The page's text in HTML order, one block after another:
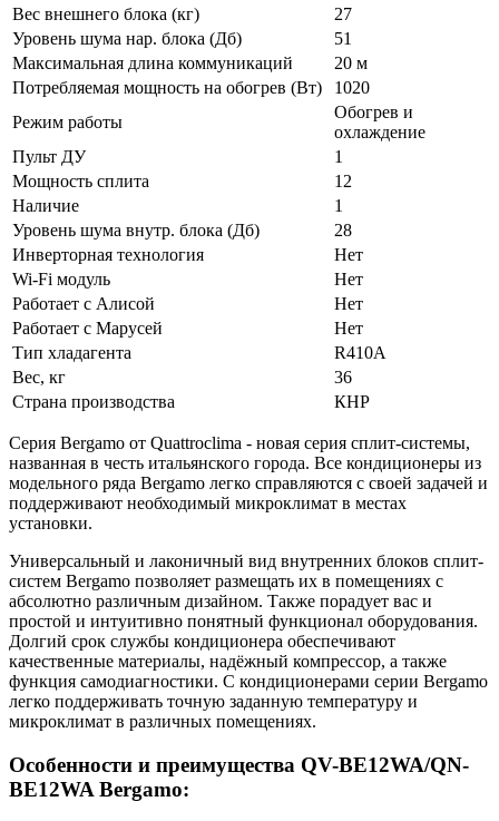
Вес внешнего блока (кг)
27
Уровень шума нар. блока (Дб)
51
Максимальная длина коммуникаций
20 м
Потребляемая мощность на обогрев (Вт)
1020
Режим работы
Обогрев и
охлаждение
Пульт ДУ
1
Мощность сплита
12
Наличие
1
Уровень шума внутр. блока (Дб)
28
Инверторная технология
Нет
Wi-Fi модуль
Нет
Работает с Алисой
Нет
Работает с Марусей
Нет
Тип хладагента
R410A
Вес, кг
36
Страна производства
КНР
Серия Bergamo от Quattroclima - новая серия сплит-системы,
названная в честь итальянского города. Все кондиционеры из
модельного ряда Bergamo легко справляются с своей задачей и
поддерживают необходимый микроклимат в местах
установки.
Универсальный и лаконичный вид внутренних блоков сплит-
систем Bergamo позволяет размещать их в помещениях с
абсолютно различным дизайном. Также порадует вас и
простой и интуитивно понятный функционал оборудования.
Долгий срок службы кондиционера обеспечивают
качественные материалы, надёжный компрессор, а также
функция самодиагностики. С кондиционерами серии Bergamo
легко поддерживать точную заданную температуру и
микроклимат в различных помещениях.
Особенности и преимущества QV-BE12WA/QN-
BE12WA Bergamo: